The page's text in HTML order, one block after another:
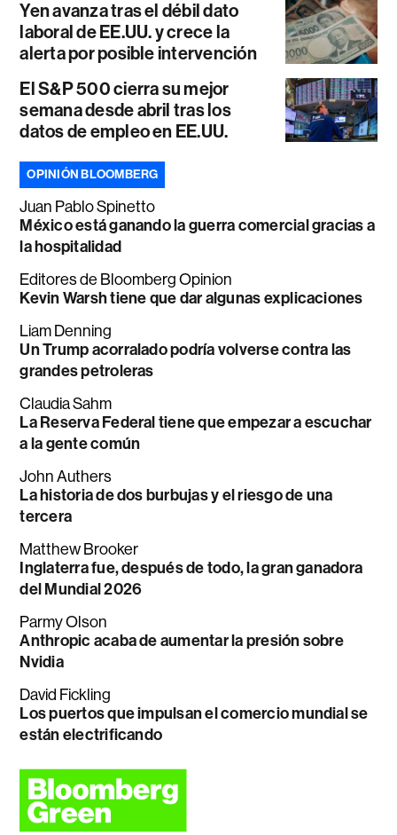
Yen avanza tras el débil dato
laboral de EE.UU. y crece la
alerta por posible intervención
El S&P 500 cierra su mejor
semana desde abril tras los
datos de empleo en EE.UU.
OPINIÓN BLOOMBERG
Juan Pablo Spinetto
México está ganando la guerra comercial gracias a
la hospitalidad
Editores de Bloomberg Opinion
Kevin Warsh tiene que dar algunas explicaciones
Liam Denning
Un Trump acorralado podría volverse contra las
grandes petroleras
Claudia Sahm
La Reserva Federal tiene que empezar a escuchar
a la gente común
John Authers
La historia de dos burbujas y el riesgo de una
tercera
Matthew Brooker
Inglaterra fue, después de todo, la gran ganadora
del Mundial 2026
Parmy Olson
Anthropic acaba de aumentar la presión sobre
Nvidia
David Fickling
Los puertos que impulsan el comercio mundial se
están electrificando